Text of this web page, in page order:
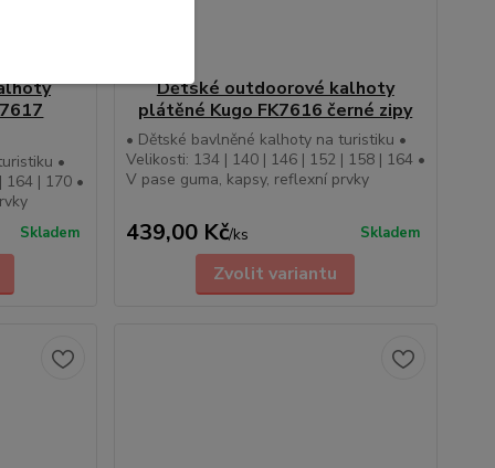
•
164 | 170 •
Skladem
Dětské outdoorové kalhoty
plátěné Kugo FK7616 černé zipy
• Dětské bavlněné kalhoty na turistiku •
Velikosti: 134 | 140 | 146 | 152 | 158 | 164 •
V pase guma, kapsy, reflexní prvky
439,00 Kč/ks Skladem
Zvolit variantu